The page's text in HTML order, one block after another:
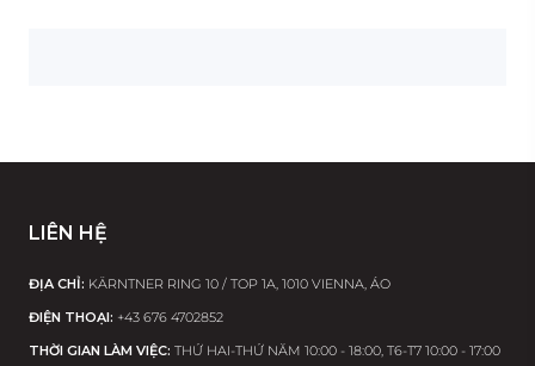
LIÊN HỆ
ĐỊA CHỈ: KÄRNTNER RING 10 / TOP 1A, 1010 VIENNA, ÁO
ĐIỆN THOẠI: +43 676 4702852
THỜI GIAN LÀM VIỆC: THỨ HAI-THỨ NĂM 10:00 - 18:00, T6-T7 10:00 - 17:00